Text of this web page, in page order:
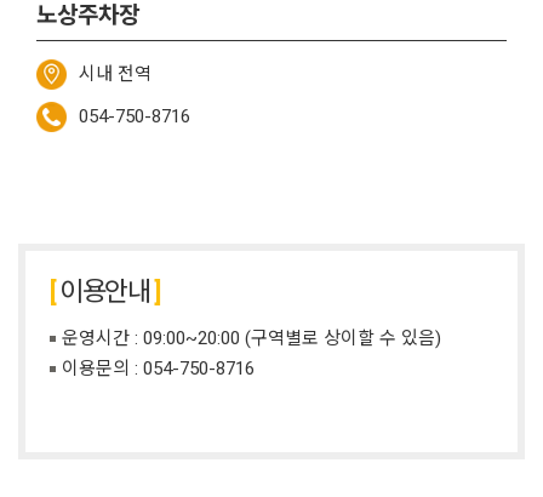
노상주차장
시내 전역
054-750-8716
이용안내
운영시간 : 09:00~20:00 (구역별로 상이할 수 있음)
이용문의 : 054-750-8716